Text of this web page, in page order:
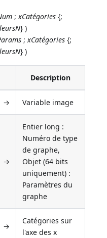
;xCatégories {;
} )
;xCatégories {;
} )
Description
→ Variable image
→
Entier long :
Numéro de type
de graphe,
Objet (64 bits
uniquement) :
Paramètres du
graphe
→
Catégories sur
l'axe des x